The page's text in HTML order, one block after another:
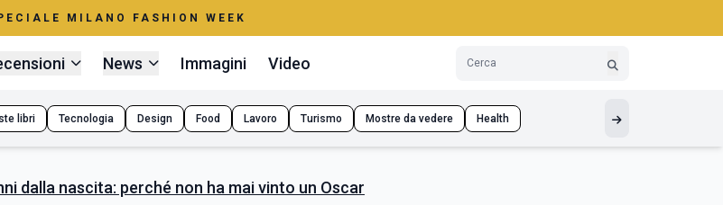
MILANO FASHION WEEK
News Immagini Video
libri Tecnologia Design Food Lavoro Turismo Mostre da vedere Health
dalla nascita: perché non ha mai vinto un Oscar